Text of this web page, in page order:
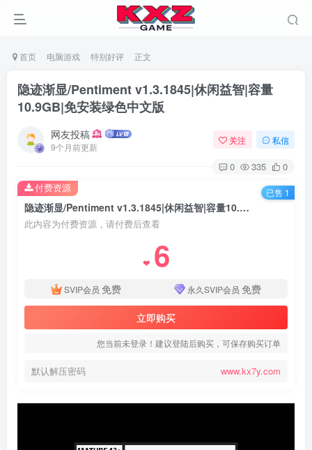
首页 电脑游戏 特别好评 正文
隐迹渐显/Pentiment v1.3.1845|休闲益智|容量
10.9GB|免安装绿色中文版
网友投稿
9个月前更新
关注 私信
0 335 0
隐迹渐显/Pentiment v1.3.1845|休闲益智|容量10.9GB|免安装绿色中文版
此内容为付费资源，请付费后查看
❤ 6
SVIP会员 免费 永久SVIP会员 免费
立即购买
您当前未登录！建议登陆后购买，可保存购买订单
默认解压密码 www.kx7y.com
付费资源 已售 1